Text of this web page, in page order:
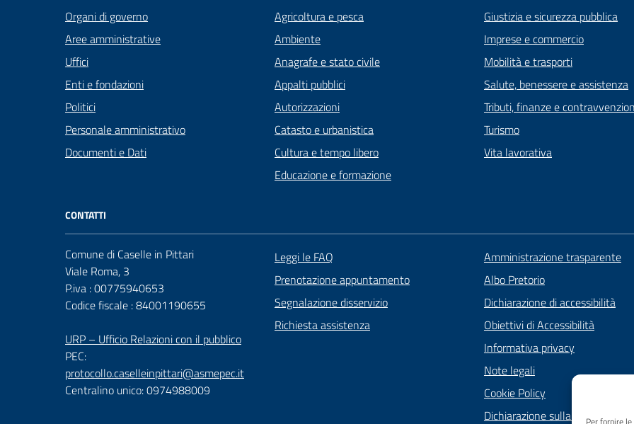
Organi di governo
Aree amministrative
Uffici
Enti e fondazioni
Politici
Personale amministrativo
Documenti e Dati
Agricoltura e pesca
Ambiente
Anagrafe e stato civile
Appalti pubblici
Autorizzazioni
Catasto e urbanistica
Cultura e tempo libero
Educazione e formazione
Giustizia e sicurezza pubblica
Imprese e commercio
Mobilità e trasporti
Salute, benessere e assistenza
Tributi, finanze e
Turismo
Vita lavorativa
CONTATTI
Comune di Caselle in Pittari
Viale Roma, 3
P.iva : 00775940653
Codice fiscale : 84001190655
URP – Ufficio Relazioni con il pubblico
PEC:
protocollo.caselleinpittari@asmepec.it
Centralino unico: 0974988009
Leggi le FAQ
Prenotazione appuntamento
Segnalazione disservizio
Richiesta assistenza
Amministrazione trasparente
Albo Pretorio
Dichiarazione di accessibilità
Obiettivi di Accessibilità
Informativa privacy
Note legali
Cookie Policy
Dichiarazione sulla Privacy